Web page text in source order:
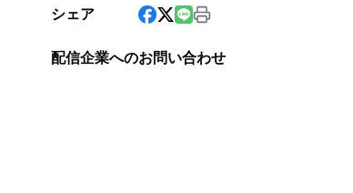
シェア
配信企業へのお問い合わせ